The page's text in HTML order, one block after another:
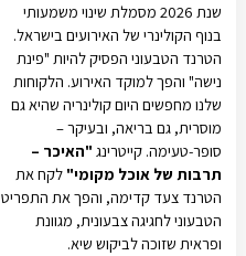
שנת 2026 מסמלת שינוי משמעותי
בנוף הקולינרי של האירועים בישראל.
הטרנד הטבעוני הפסיק להיות "פינת
נישה" והפך למוקד האירוע. הלקוחות
שלנו מחפשים היום קולינריה שהיא גם
מוסרית, גם בריאה, ובעיקר –
סופר-טעימה. קייטרינג "האיכר –
תרבות של אוכל מקומי" לקח את
הטרנד צעד קדימה, והפך את התפריט
הטבעוני לחגיגה צבעונית, מגוונת
ופראית שזוכה לביקוש שיא.